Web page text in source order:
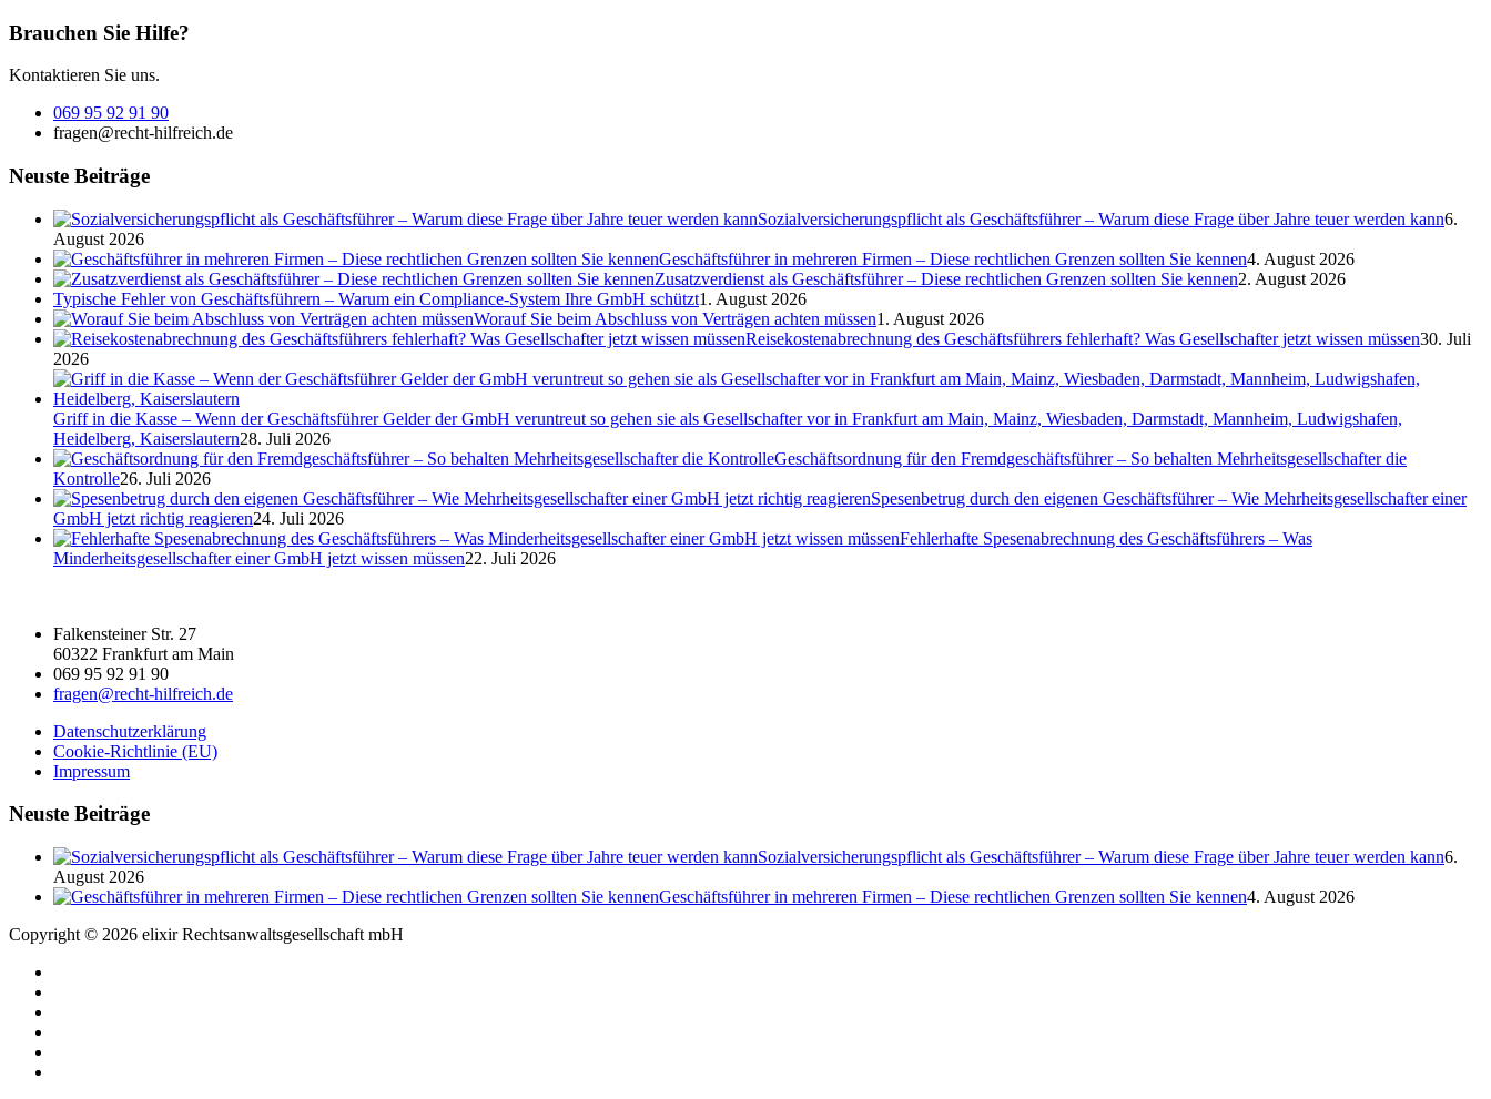
Brauchen Sie Hilfe?
Kontaktieren Sie uns.
069 95 92 91 90
fragen@recht-hilfreich.de
Neuste Beiträge
Sozialversicherungspflicht als Geschäftsführer – Warum diese Frage über Jahre teuer werden kann6.
August 2026
Geschäftsführer in mehreren Firmen – Diese rechtlichen Grenzen sollten Sie kennen4. August 2026
Zusatzverdienst als Geschäftsführer – Diese rechtlichen Grenzen sollten Sie kennen2. August 2026
Typische Fehler von Geschäftsführern – Warum ein Compliance-System Ihre GmbH schützt1. August 2026
Worauf Sie beim Abschluss von Verträgen achten müssen1. August 2026
Reisekostenabrechnung des Geschäftsführers fehlerhaft? Was Gesellschafter jetzt wissen müssen30. Juli
2026
Griff in die Kasse – Wenn der Geschäftsführer Gelder der GmbH veruntreut so gehen sie als Gesellschafter vor in Frankfurt am Main, Mainz, Wiesbaden, Darmstadt, Mannheim, Ludwigshafen,
Heidelberg, Kaiserslautern28. Juli 2026
Geschäftsordnung für den Fremdgeschäftsführer – So behalten Mehrheitsgesellschafter die
Kontrolle26. Juli 2026
Spesenbetrug durch den eigenen Geschäftsführer – Wie Mehrheitsgesellschafter einer
GmbH jetzt richtig reagieren24. Juli 2026
Fehlerhafte Spesenabrechnung des Geschäftsführers – Was
Minderheitsgesellschafter einer GmbH jetzt wissen müssen22. Juli 2026
Falkensteiner Str. 27
60322 Frankfurt am Main
069 95 92 91 90
fragen@recht-hilfreich.de
Datenschutzerklärung
Cookie-Richtlinie (EU)
Impressum
Neuste Beiträge
Sozialversicherungspflicht als Geschäftsführer – Warum diese Frage über Jahre teuer werden kann6.
August 2026
Geschäftsführer in mehreren Firmen – Diese rechtlichen Grenzen sollten Sie kennen4. August 2026
Copyright © 2026 elixir Rechtsanwaltsgesellschaft mbH